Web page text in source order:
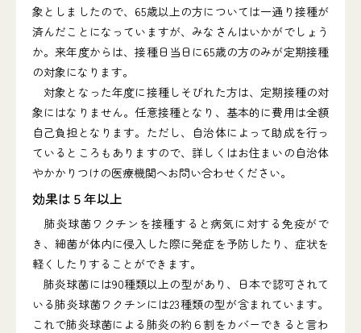
象としましたので、65歳以上の方については一通り接種が
済んだことになっていますが、みなさんはいかがでしょう
か。来年度からは、接種日当日に65歳の方のみが定期接種
の対象になります。
対象となった年度に接種しそびれた方は、定期接種の対
象にはなりません。任意接種となり、基本的に費用は全額
自己負担となります。ただし、自治体によって助成を行っ
ているところもありますので、詳しくはお住まいの自治体
やかかりつけの医療機関へお問い合わせください。
効果は５年以上
肺炎球菌ワクチンを接種すると病気に対する免疫がで
き、細菌が体内に侵入した際に発症を予防したり、症状を
軽くしたりすることができます。
肺炎球菌には90種類以上の型があり、日本で認可されて
いる肺炎球菌ワクチンには23種類の型が含まれています。
これで肺炎球菌による肺炎の約６割をカバーできると言わ